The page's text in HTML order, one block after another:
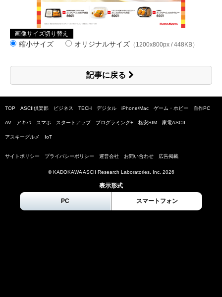
画像サイズ切り替え
縮小サイズ オリジナルサイズ （1200x800px / 448KB）
記事に戻る
TOP ASCII倶楽部 ビジネス TECH デジタル iPhone/Mac ゲーム・ホビー 自作PC
AV アキバ スマホ スタートアップ プログラミング+ 格安SIM 家電ASCII
アスキーグルメ IoT
サイトポリシー プライバシーポリシー 運営会社 お問い合わせ 広告掲載
© KADOKAWA ASCII Research Laboratories, Inc. 2026
表示形式
PC スマートフォン